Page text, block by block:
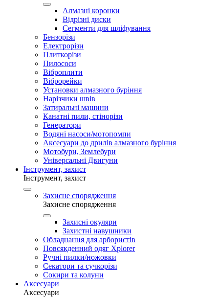
Алмазні коронки
Відрізні диски
Сегменти для шліфування
Бензорізи
Електрорізи
Плиткорізи
Пилососи
Віброплити
Віброрейки
Установки алмазного буріння
Нарізчики швів
Затиральні машини
Канатні пили, стінорізи
Генератори
Водяні насоси/мотопомпи
Аксесуари до дрилів алмазного буріння
Мотобури, Землебури
Універсальні Двигуни
Інструмент, захист
Інструмент, захист
Захисне спорядження
Захисне спорядження
Захисні окуляри
Захистні навушники
Обладнання для арбористів
Повсякденний одяг Xplorer
Ручні пилки/ножовки
Секатори та сучкорізи
Сокири та колуни
Аксесуари
Аксесуари